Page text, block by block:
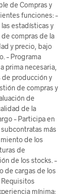
de Compras y
funciones: –
estadísticas y
compras de la
y precio, bajo
– Programa
prima necesaria,
de producción y
de compras y
de
de la
– Participa en
más
de los
de
de los stocks. –
de cargas de los
mínima: